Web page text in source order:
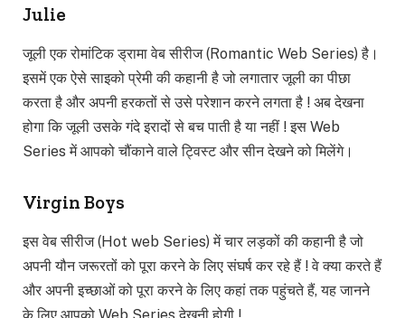
Julie
जूली एक रोमांटिक ड्रामा वेब सीरीज (Romantic Web Series) है।
इसमें एक ऐसे साइको प्रेमी की कहानी है जो लगातार जूली का पीछा
करता है और अपनी हरकतों से उसे परेशान करने लगता है ! अब देखना
होगा कि जूली उसके गंदे इरादों से बच पाती है या नहीं ! इस Web
Series में आपको चौंकाने वाले ट्विस्ट और सीन देखने को मिलेंगे।
Virgin Boys
इस वेब सीरीज (Hot web Series) में चार लड़कों की कहानी है जो
अपनी यौन जरूरतों को पूरा करने के लिए संघर्ष कर रहे हैं ! वे क्या करते हैं
और अपनी इच्छाओं को पूरा करने के लिए कहां तक पहुंचते हैं, यह जानने